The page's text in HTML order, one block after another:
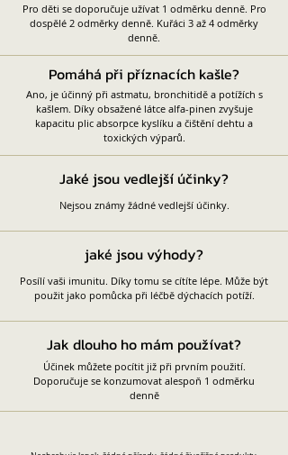
Pro děti se doporučuje užívat 1 odměrku denně. Pro
dospělé 2 odměrky denně. Kuřáci 3 až 4 odměrky
denně.
Pomáhá při příznacích kašle?
Ano, je účinný při astmatu, bronchitidě a potížích s
kašlem. Díky obsažené látce alfa-pinen zvyšuje
kapacitu plic absorpce kyslíku a čištění dehtu a
toxických výparů.
Jaké jsou vedlejší účinky?
Nejsou známy žádné vedlejší účinky.
jaké jsou výhody?
Posílí vaši imunitu. Díky tomu se cítíte lépe. Může být
použit jako pomůcka při léčbě dýchacích potíží.
Jak dlouho ho mám používat?
Účinek můžete pocítit již při prvním použití.
Doporučuje se konzumovat alespoň 1 odměrku
denně